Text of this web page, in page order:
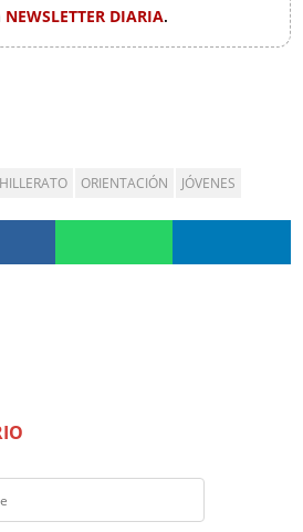
NEWSLETTER DIARIA.
ORIENTACIÓN JÓVENES